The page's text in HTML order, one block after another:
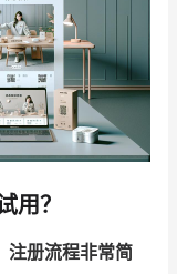
用？
注册流程非常简